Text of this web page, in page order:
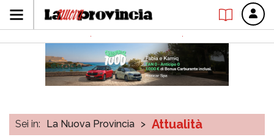
Sei in: La Nuova Provincia > Attualità